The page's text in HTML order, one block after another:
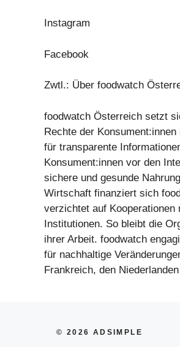
Instagram
Facebook
Zwtl.: Über foodwatch
foodwatch Österreich setzt
Rechte der
für transparente
Konsument:innen vor den
sichere und gesunde
Wirtschaft finanziert sich
verzichtet auf
Institutionen. So bleibt die
ihrer Arbeit. foodwatch
für nachhaltige
Frankreich, den
© 2026 ADSIMPLE